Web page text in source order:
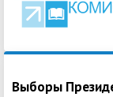
Выборы